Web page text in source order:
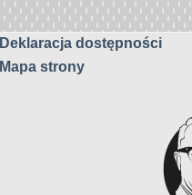
Deklaracja dostępności
Mapa strony